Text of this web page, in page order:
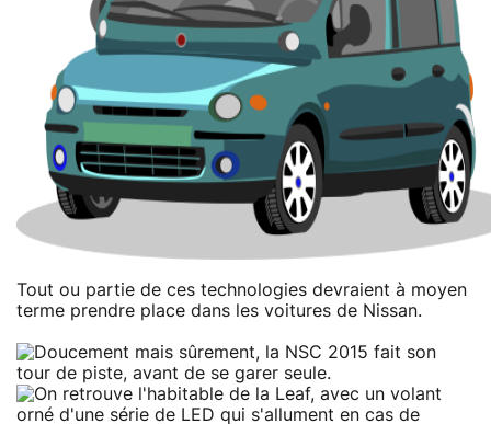
Tout ou partie de ces technologies devraient à moyen
terme prendre place dans les voitures de Nissan.